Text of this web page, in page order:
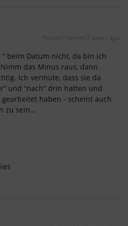
Forum|Forum|2 years ago
“ beim Datum nicht, da bin ich
das Minus raus, dann
Ich vermute, dass sie da
und “nach” drin hatten und
haben - scheint auch
zu sein…